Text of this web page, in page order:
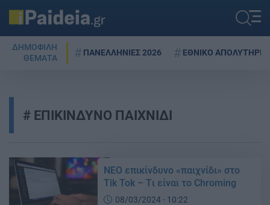
ΔΗΜΟΦΙΛΗ
ΘΕΜΑΤΑ
ΠΑΝΕΛΛΗΝΙΕΣ 2026 ΕΘΝΙΚΟ ΑΠΟΛΥΤΗΡΙΟ
ΕΠΙΚΙΝΔΥΝΟ ΠΑΙΧΝΙΔΙ
ΝΕΟ επικίνδυνο «παιχνίδι» στο
Tik Tok – Tι είναι το Chroming
08/03/2024 - 10:22